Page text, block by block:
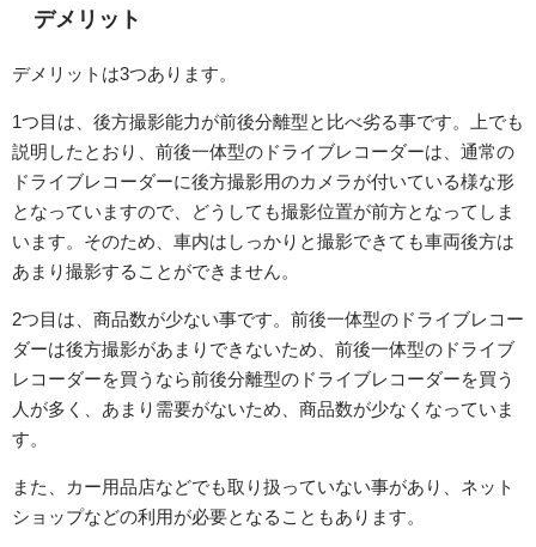
デメリット
デメリットは3つあります。
1つ目は、後方撮影能力が前後分離型と比べ劣る事です。上でも
説明したとおり、前後一体型のドライブレコーダーは、通常の
ドライブレコーダーに後方撮影用のカメラが付いている様な形
となっていますので、どうしても撮影位置が前方となってしま
います。そのため、車内はしっかりと撮影できても車両後方は
あまり撮影することができません。
2つ目は、商品数が少ない事です。前後一体型のドライブレコー
ダーは後方撮影があまりできないため、前後一体型のドライブ
レコーダーを買うなら前後分離型のドライブレコーダーを買う
人が多く、あまり需要がないため、商品数が少なくなっていま
す。
また、カー用品店などでも取り扱っていない事があり、ネット
ショップなどの利用が必要となることもあります。